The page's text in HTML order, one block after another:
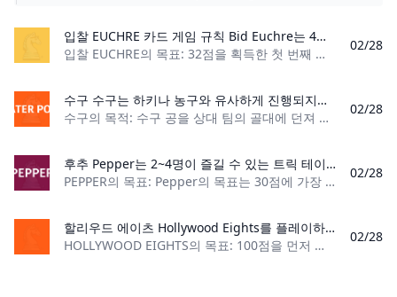
입찰 EUCHRE 카드 게임 규칙 Bid Euchre는 4명의 플레이어가 파트너십을 맺고 플레이할 수 있습니다. 플레이어는 누가 트럼프를 선택할지, 얼마나 많은 트릭을 승리해야 할지 경쟁하게 됩니다.
입찰 EUCHRE의 목표: 32점을 획득한 첫 번째 팀이 되십시오. 플레이어 수: 4명, 2명으로 구성된 팀 카드 수: 카드 덱 24개, 9 – 에이스 카드 순위: 9(낮
02/28
수구 수구는 하키나 농구와 유사하게 진행되지만, 경기장 주변을 달리거나 스케이트를 타는 대신 선수들은 물을 밟고 공을 가지고 수영하여 점수를 얻으려고 합니다. 수구를 하기 전에 알아야 할 규칙과 규정에 대해 알아봅시다.
수구의 목적: 수구 공을 상대 팀의 골대에 던져 점수를 획득하세요. 플레이어 수: 14명, 각 팀당 7명 재료: 수구공, 수구 골대 2개, 선수당 고글 1쌍, 선수당 수구
02/28
후추 Pepper는 2~4명이 즐길 수 있는 트릭 테이킹 카드 게임입니다. 게임의 목표는 상대방보다 먼저 30점을 얻는 것입니다.
PEPPER의 목표: Pepper의 목표는 30점에 가장 먼저 도달하는 팀 또는 플레이어가 되는 것입니다. 플레이어 수: 2~4명 재료: 수정된 52개 카드 데크
02/28
할리우드 에이츠 Hollywood Eights를 플레이하는 방법. 여기서는 아이들에게 딱 맞는 쉐딩 카드 게임인 Hollywood Eights의 규칙을 알아보세요.
HOLLYWOOD EIGHTS의 목표: 100점을 먼저 획득한 플레이어가 승리합니다. 플레이어 수: 2-5명 카드 수: 표준 52 카드 데크 카드 순위: A(높음), K, Q, J, 10, 9, 8,
02/28